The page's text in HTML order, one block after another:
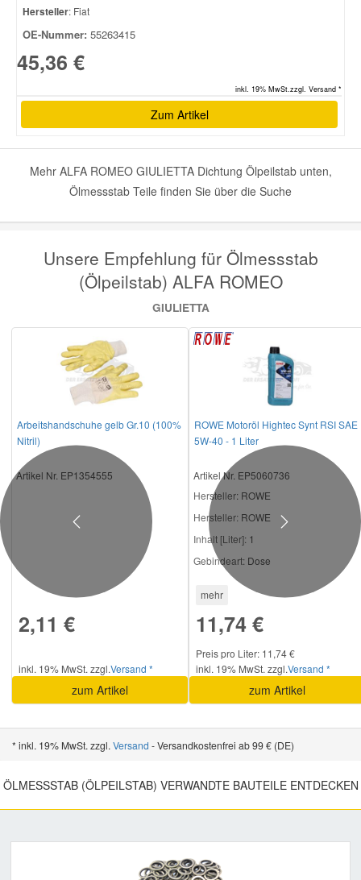
Hersteller: Fiat
OE-Nummer: 55263415
45,36 €
inkl. 19% MwSt.zzgl. Versand *
Zum Artikel
Mehr ALFA ROMEO GIULIETTA Dichtung Ölpeilstab unten,
Ölmessstab Teile finden Sie über die Suche
Unsere Empfehlung für Ölmessstab
(Ölpeilstab) ALFA ROMEO
GIULIETTA
Arbeitshandschuhe gelb Gr.10 (100%
Nitril)
Artikel Nr. EP1354555
2,11 €
inkl. 19% MwSt. zzgl.Versand *
zum Artikel
ROWE Motoröl Hightec Synt RSI SAE
5W-40 - 1 Liter
Artikel Nr. EP5060736
Hersteller: ROWE
Hersteller: ROWE
Inhalt [Liter]: 1
Gebindeart: Dose
mehr
11,74 €
Preis pro Liter: 11,74 €
inkl. 19% MwSt. zzgl.Versand *
zum Artikel
Previous Next
* inkl. 19% MwSt. zzgl. Versand - Versandkostenfrei ab 99 € (DE)
ÖLMESSSTAB (ÖLPEILSTAB) VERWANDTE BAUTEILE ENTDECKEN